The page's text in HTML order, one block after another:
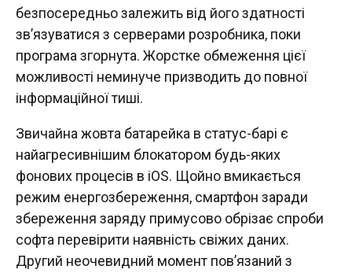
безпосередньо залежить від його здатності
зв’язуватися з серверами розробника, поки
програма згорнута. Жорстке обмеження цієї
можливості неминуче призводить до повної
інформаційної тиші.
Звичайна жовта батарейка в статус-барі є
найагресивнішим блокатором будь-яких
фонових процесів в iOS. Щойно вмикається
режим енергозбереження, смартфон заради
збереження заряду примусово обрізає спроби
софта перевірити наявність свіжих даних.
Другий неочевидний момент пов’язаний з